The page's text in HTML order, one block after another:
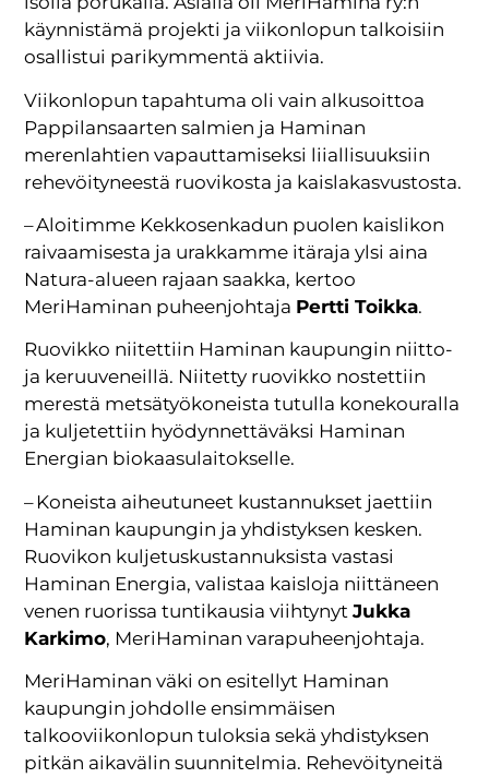
käynnistämä projekti ja viikonlopun talkoisiin
osallistui parikymmentä aktiivia.
Viikonlopun tapahtuma oli vain alkusoittoa
Pappilansaarten salmien ja Haminan
merenlahtien vapauttamiseksi liiallisuuksiin
rehevöityneestä ruovikosta ja kaislakasvustosta.
– Aloitimme Kekkosenkadun puolen kaislikon
raivaamisesta ja urakkamme itäraja ylsi aina
Natura-alueen rajaan saakka, kertoo
MeriHaminan puheenjohtaja Pertti Toikka.
Ruovikko niitettiin Haminan kaupungin niitto-
ja keruuveneillä. Niitetty ruovikko nostettiin
merestä metsätyökoneista tutulla konekouralla
ja kuljetettiin hyödynnettäväksi Haminan
Energian biokaasulaitokselle.
– Koneista aiheutuneet kustannukset jaettiin
Haminan kaupungin ja yhdistyksen kesken.
Ruovikon kuljetuskustannuksista vastasi
Haminan Energia, valistaa kaisloja niittäneen
venen ruorissa tuntikausia viihtynytJukka
Karkimo, MeriHaminan varapuheenjohtaja.
MeriHaminan väki on esitellyt Haminan
kaupungin johdolle ensimmäisen
talkooviikonlopun tuloksia sekä yhdistyksen
pitkän aikavälin suunnitelmia. Rehevöityneitä